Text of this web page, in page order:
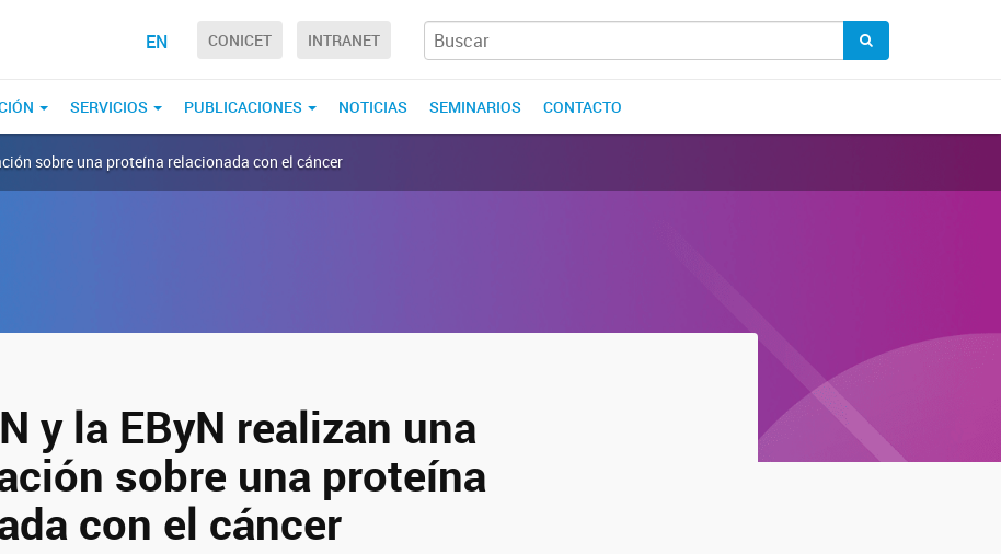
EN CONICET INTRANET
SERVICIOS PUBLICACIONES NOTICIAS SEMINARIOS CONTACTO
sobre una proteína relacionada con el cáncer
y la EByN realizan una
sobre una proteína
con el cáncer